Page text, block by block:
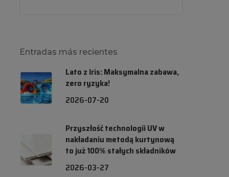
Entradas más recientes
Lato z Iris: Maksymalna zabawa,
zero ryzyka!
2026-07-20
Przyszłość technologii UV w
nakładaniu metodą kurtynową
to już 100% stałych składników
2026-03-27